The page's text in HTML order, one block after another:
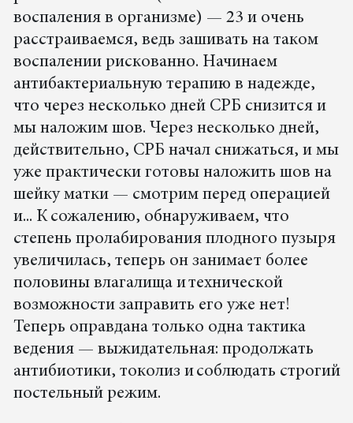
воспаления в организме) — 23 и очень
расстраиваемся, ведь зашивать на таком
воспалении рискованно. Начинаем
антибактериальную терапию в надежде,
что через несколько дней СРБ снизится и
мы наложим шов. Через несколько дней,
действительно, СРБ начал снижаться, и мы
уже практически готовы наложить шов на
шейку матки — смотрим перед операцией
и... К сожалению, обнаруживаем, что
степень пролабирования плодного пузыря
увеличилась, теперь он занимает более
половины влагалища и технической
возможности заправить его уже нет!
Теперь оправдана только одна тактика
ведения — выжидательная: продолжать
антибиотики, токолиз и соблюдать строгий
постельный режим.